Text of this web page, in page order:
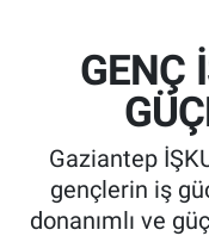
GENÇ
Gaziantep
gençlerin iş
donanımlı ve
SPOR
TEKNOLOJİ
ASAYİŞ
Süper Lig
Tüm Manşetler
Son Dakika
Haber Arşivi